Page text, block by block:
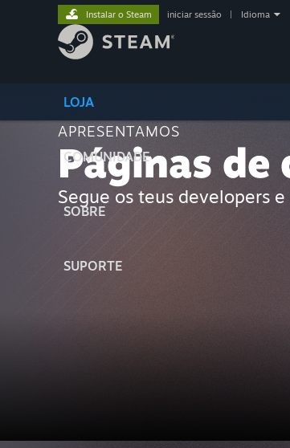
LOJA
COMUNIDADE
SOBRE
SUPORTE
Instalar o Steam iniciar sessão Idioma
APRESENTAMOS
Páginas
Segue os teus developers